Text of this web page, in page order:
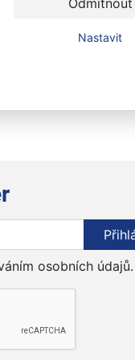
Odmítnout
Nastavit
se k odběru novinek
osobních údajů.